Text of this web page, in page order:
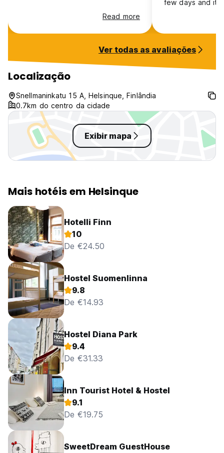
Read more
few days and it
that in mind if
to have the
bathrooms and
others on
are only 10 or
contend with.
Ver todas as avaliações
Localização
Snellmaninkatu 15 A, Helsinque, Finlândia
0.7km do centro da cidade
Exibir mapa
Mais hotéis em Helsinque
Hotelli Finn
10
De €24.50
Hostel Suomenlinna
9.8
De €14.93
Hostel Diana Park
9.4
De €31.33
Inn Tourist Hotel & Hostel
9.1
De €19.75
SweetDream GuestHouse